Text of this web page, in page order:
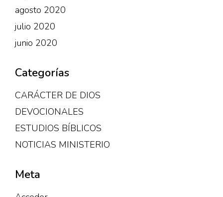
agosto 2020
julio 2020
junio 2020
Categorías
CARÁCTER DE DIOS
DEVOCIONALES
ESTUDIOS BÍBLICOS
NOTICIAS MINISTERIO
Meta